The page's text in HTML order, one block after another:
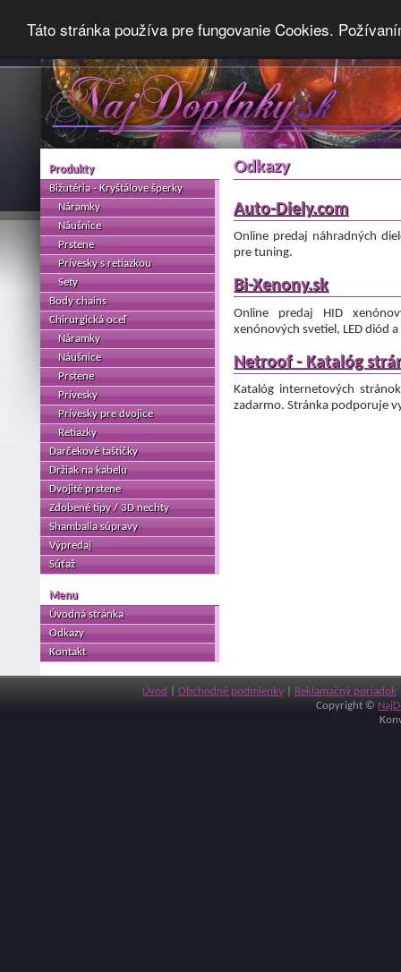
Táto stránka používa pre fungovanie Cookies.
Odkazy
Auto-Diely.com
Online predaj náhradných
pre tuning.
Bi-Xenony.sk
Online predaj HID
xenónových svetiel, LED diód
Netroof - Katalóg
Katalóg internetových
zadarmo. Stránka podporuje
Produkty
Bižutéria - Kryštálove šperky
Náramky
Náušnice
Prstene
Prívesky s retiazkou
Sety
Body chains
Chirurgická oceľ
Náramky
Náušnice
Prstene
Prívesky
Prívesky pre dvojice
Retiazky
Darčekové taštičky
Držiak na kabelu
Dvojité prstene
Zdobené tipy / 3D nechty
Shamballa súpravy
Výpredaj
Súťaž
Menu
Úvodná stránka
Odkazy
Kontakt
Úvod Obchodné podmienky| Reklamačný poriadok
Copyright ©